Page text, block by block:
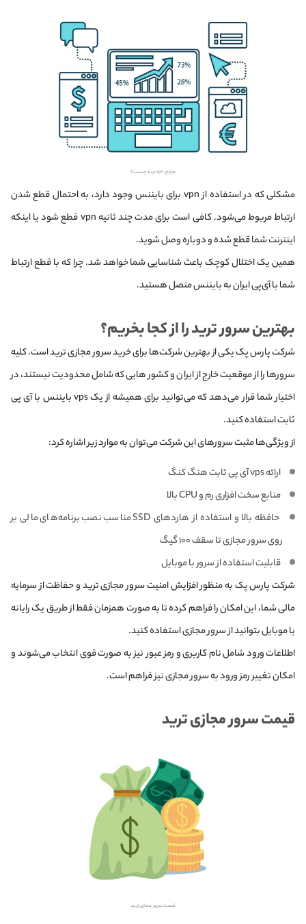
مزایای vps ترید چیست؟
مشکلی که در استفاده از vpn برای بایننس وجود دارد، به احتمال قطع شدن
ارتباط مربوط می‌شود. کافی است برای مدت چند ثانیه vpn قطع شود یا اینکه
اینترنت شما قطع شده و دوباره وصل شوید.
همین یک اختلال کوچک باعث شناسایی شما خواهد شد. چرا که با قطع ارتباط
شما با آی‌پی ایران به بایننس متصل هستید.
بهترین سرور ترید را از کجا بخریم؟
شرکت پارس پک یکی از بهترین شرکت‌ها برای خرید سرور مجازی ترید است. کلیه
سرورها را از موقعیت خارج از ایران و کشور هایی که شامل محدودیت نیستند، در
اختیار شما قرار می‌دهد که می‌توانید برای همیشه از یک vps بایننس با آی پی
ثابت استفاده کنید.
از ویژگی‌ها مثبت سرورهای این شرکت می‌توان به موارد زیر اشاره کرد:
ارائه vps آی پی ثابت هنگ کنگ
منابع سخت افزاری رم و CPU بالا
حافظه بالا و استفاده از هاردهای SSD مناسب نصب برنامه‌های مالی بر
روی سرور مجازی تا سقف ۱۰۰ گیگ
قابلیت استفاده از سرور با موبایل
شرکت پارس پک به منظور افزایش امنیت سرور مجازی ترید و حفاظت از سرمایه
مالی شما، این امکان را فراهم کرده تا به صورت همزمان فقط از طریق یک رایانه
یا موبایل بتوانید از سرور مجازی استفاده کنید.
اطلاعات ورود شامل نام کاربری و رمز عبور نیز به صورت قوی انتخاب می‌شوند و
امکان تغییر رمز ورود به سرور مجازی نیز فراهم است.
قیمت سرور مجازی ترید
قیمت سرور مجازی ترید